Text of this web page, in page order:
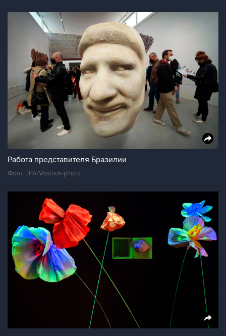
Работа представителя Бразилии
Фото: EPA/Vostock-photo